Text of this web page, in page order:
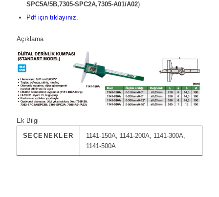
SPC5A/5B,7305-SPC2A,7305-A01/A02)
Pdf için tıklayınız.
Açıklama
Ek Bilgi
SEÇENEKLER
1141-150A, 1141-200A, 1141-300A,
1141-500A